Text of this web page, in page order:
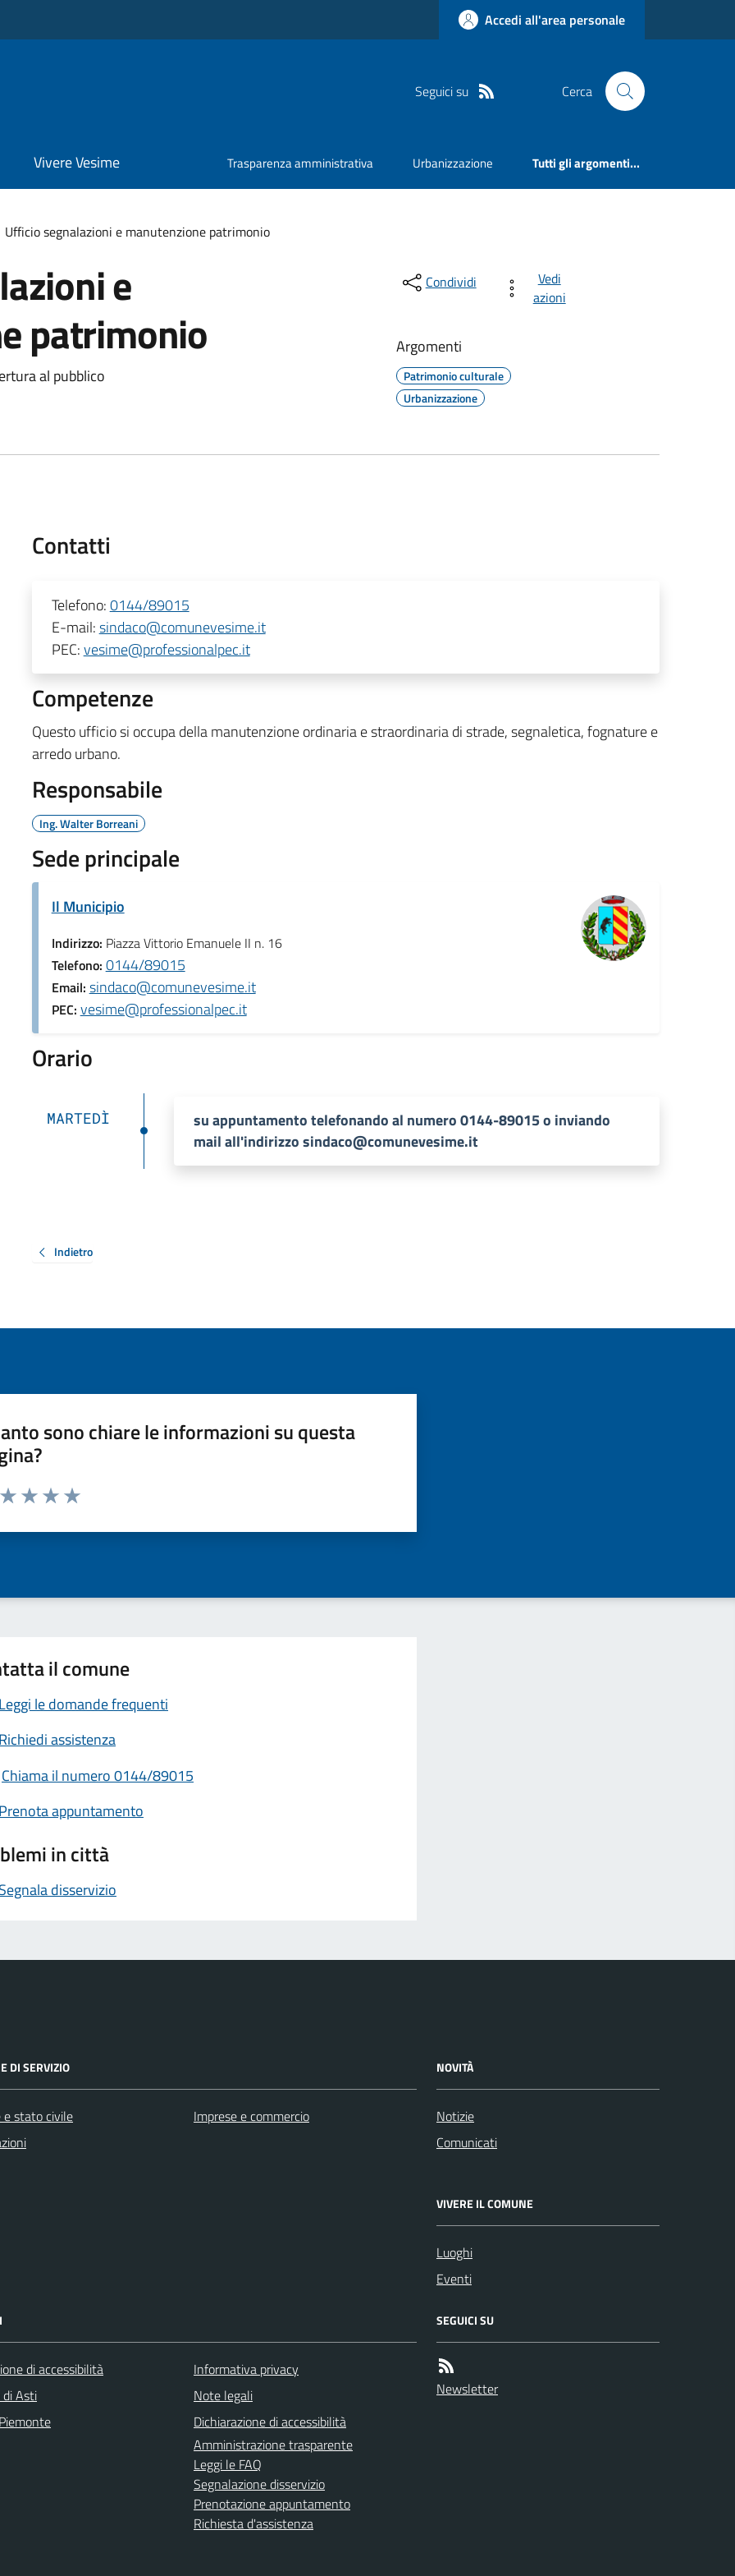
Accedi all'area personale
Seguici su Cerca
Vivere Vesime Trasparenza amministrativa Urbanizzazione Tutti gli argomenti...
Ufficio segnalazioni e manutenzione patrimonio
e
patrimonio
al pubblico
Condividi
Vedi
azioni
Argomenti
Patrimonio culturale
Urbanizzazione
Contatti
Telefono:0144/89015
E-mail:sindaco@comunevesime.it
PEC:vesime@professionalpec.it
Competenze
Questo ufficio si occupa della manutenzione ordinaria e straordinaria di strade, segnaletica, fognature e
arredo urbano.
Responsabile
Ing. Walter Borreani
Sede principale
Il Municipio
Indirizzo: Piazza Vittorio Emanuele II n. 16
Telefono: 0144/89015
Email: sindaco@comunevesime.it
PEC: vesime@professionalpec.it
Orario
MARTEDÌ
su appuntamento telefonando al numero 0144-89015 o inviando
mail all'indirizzo sindaco@comunevesime.it
Indietro
sono chiare le informazioni su questa
da 1 a 5 stelle la pagina
il comune
Leggi le domande frequenti
Richiedi assistenza
Chiama il numero 0144/89015
Prenota appuntamento
in città
Segnala disservizio
DI SERVIZIO
e stato civile
Imprese e commercio
NOVITÀ
Notizie
Comunicati
VIVERE IL COMUNE
Luoghi
Eventi
di accessibilità
di Asti
Informativa privacy
Note legali
Dichiarazione di accessibilità
Amministrazione trasparente
Leggi le FAQ
Segnalazione disservizio
Prenotazione appuntamento
Richiesta d'assistenza
SEGUICI SU
Newsletter